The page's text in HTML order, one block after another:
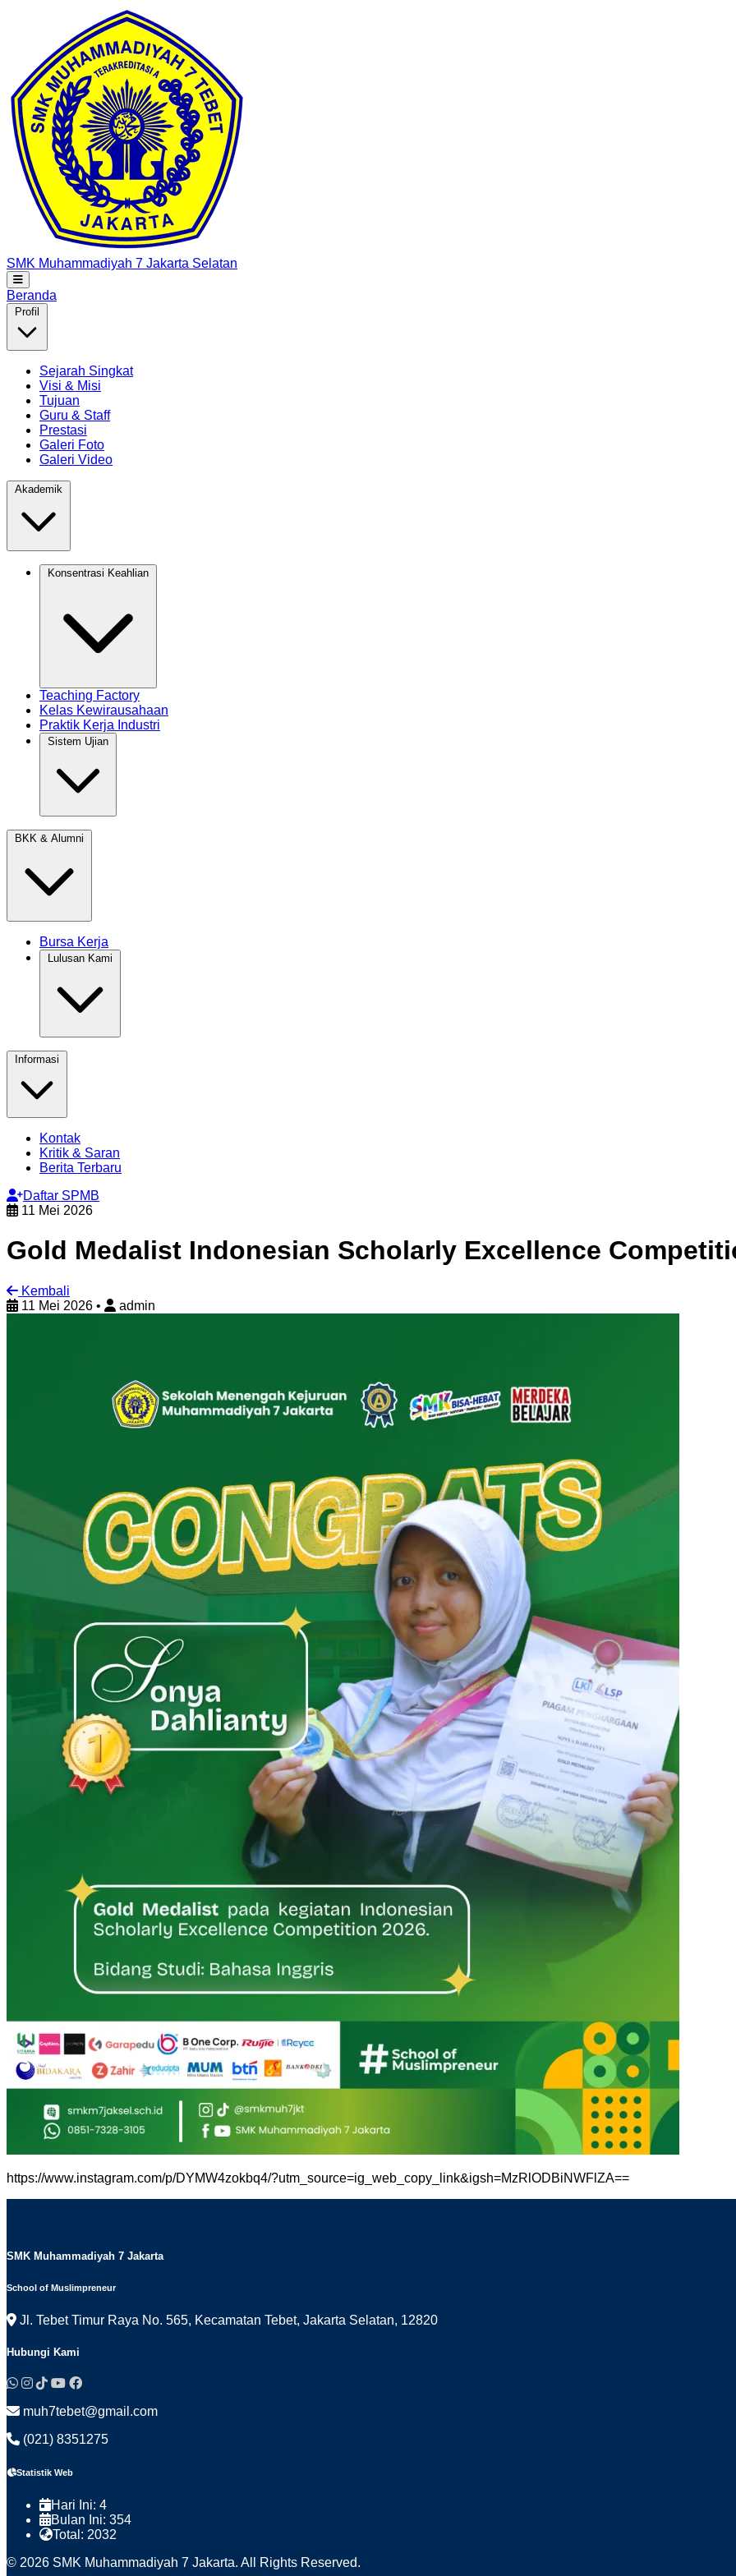
SMK Muhammadiyah 7 Jakarta Selatan
Beranda
Sejarah Singkat
Visi & Misi
Tujuan
Guru & Staff
Prestasi
Galeri Foto
Galeri Video
Teaching Factory
Kelas Kewirausahaan
Praktik Kerja Industri
Bursa Kerja
Kontak
Kritik & Saran
Berita Terbaru
Daftar SPMB
11 Mei 2026
Gold Medalist Indonesian Scholarly Excellence
Kembali
11 Mei 2026 • admin
https://www.instagram.com/p/DYMW4zokbq4/?utm_source=ig_web_copy_link&igsh=MzRlODBiNWFlZA==
SMK Muhammadiyah 7 Jakarta
School of Muslimpreneur
Jl. Tebet Timur Raya No. 565, Kecamatan Tebet, Jakarta Selatan, 12820
Hubungi Kami
muh7tebet@gmail.com
(021) 8351275
Statistik Web
Hari Ini: 4
Bulan Ini: 354
Total: 2032
© 2026 SMK Muhammadiyah 7 Jakarta. All Rights Reserved.